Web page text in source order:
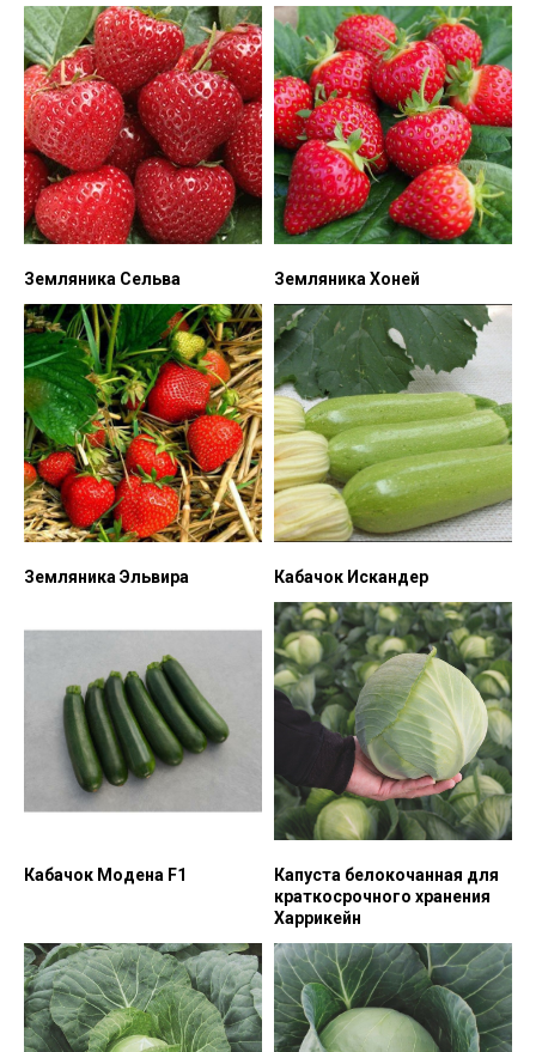
Земляника Сельва Земляника Хоней
Земляника Эльвира Кабачок Искандер
Кабачок Модена F1
Капуста белокочанная для
краткосрочного хранения
Харрикейн